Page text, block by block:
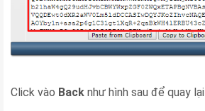
Click vào Back như hình sau để quay lại